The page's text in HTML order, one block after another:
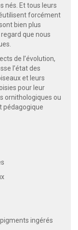
nés. Et tous leurs
forcément
bien plus
que nous
de l’évolution,
l’état des
et leurs
pour leur
ornithologiques ou
pédagogique
ingérés